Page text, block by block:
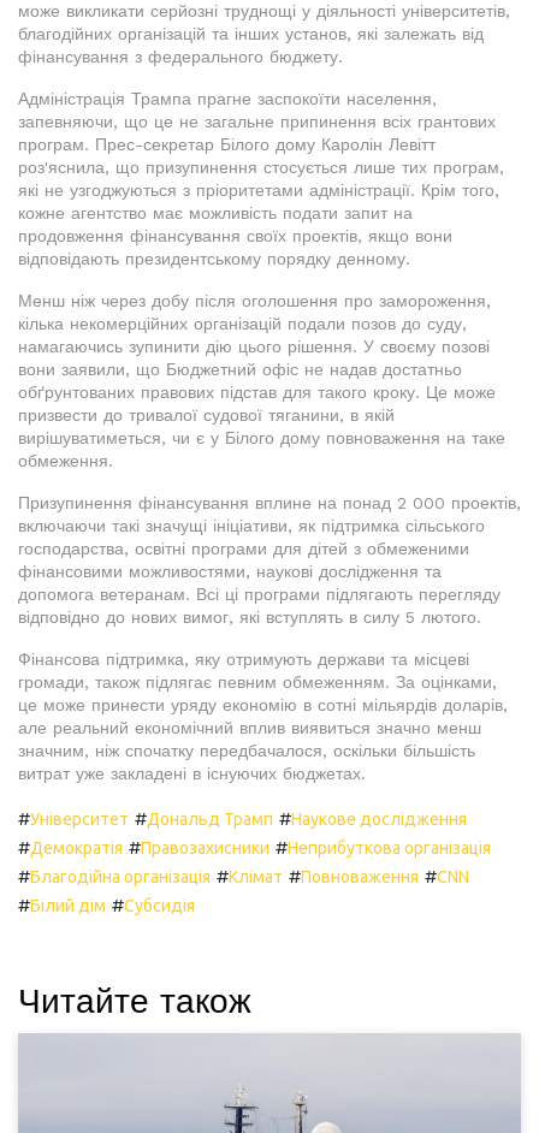
може викликати серйозні труднощі у діяльності університетів,
благодійних організацій та інших установ, які залежать від
фінансування з федерального бюджету.
Адміністрація Трампа прагне заспокоїти населення,
запевняючи, що це не загальне припинення всіх грантових
програм. Прес-секретар Білого дому Каролін Левітт
роз'яснила, що призупинення стосується лише тих програм,
які не узгоджуються з пріоритетами адміністрації. Крім того,
кожне агентство має можливість подати запит на
продовження фінансування своїх проектів, якщо вони
відповідають президентському порядку денному.
Менш ніж через добу після оголошення про замороження,
кілька некомерційних організацій подали позов до суду,
намагаючись зупинити дію цього рішення. У своєму позові
вони заявили, що Бюджетний офіс не надав достатньо
обґрунтованих правових підстав для такого кроку. Це може
призвести до тривалої судової тяганини, в якій
вирішуватиметься, чи є у Білого дому повноваження на таке
обмеження.
Призупинення фінансування вплине на понад 2 000 проектів,
включаючи такі значущі ініціативи, як підтримка сільського
господарства, освітні програми для дітей з обмеженими
фінансовими можливостями, наукові дослідження та
допомога ветеранам. Всі ці програми підлягають перегляду
відповідно до нових вимог, які вступлять в силу 5 лютого.
Фінансова підтримка, яку отримують держави та місцеві
громади, також підлягає певним обмеженням. За оцінками,
це може принести уряду економію в сотні мільярдів доларів,
але реальний економічний вплив виявиться значно менш
значним, ніж спочатку передбачалося, оскільки більшість
витрат уже закладені в існуючих бюджетах.
#Університет #Дональд Трамп #Наукове дослідження
#Демократія #Правозахисники #Неприбуткова організація
#Благодійна організація #Клімат #Повноваження #CNN
#Білий дім #Субсидія
Читайте також